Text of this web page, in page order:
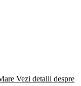
Vezi detalii despre